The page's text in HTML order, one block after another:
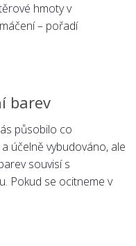
hmoty v
– pořadí
barev
působilo co
účelně vybudováno, ale
souvisí s
Pokud se ocitneme v